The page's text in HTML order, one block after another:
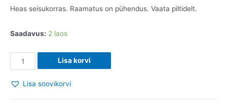
Heas seisukorras. Raamatus on pühendus. Vaata piltidelt.
Saadavus: 2 laos
Meie
aasta
Siberis
Lisa korvi
Lisa soovikorvi